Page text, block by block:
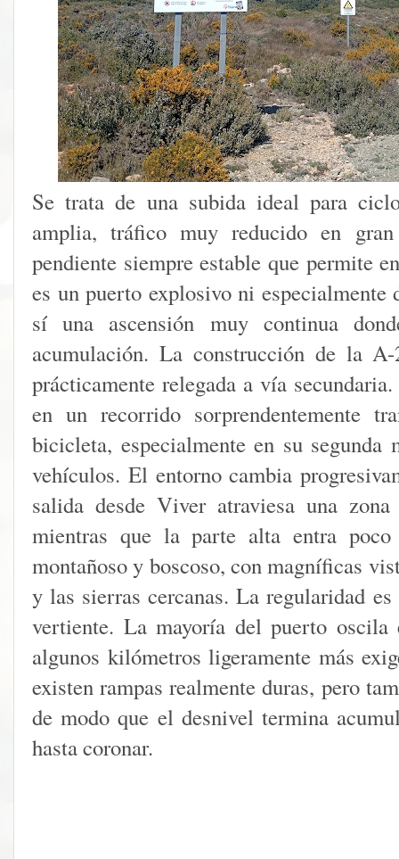
Se trata de una subida ideal para
amplia, tráfico muy reducido en
pendiente siempre estable que permite
es un puerto explosivo ni especialmente
sí una ascensión muy continua
acumulación. La construcción de la
prácticamente relegada a vía
en un recorrido sorprendentemente
bicicleta, especialmente en su segunda
vehículos. El entorno cambia
salida desde Viver atraviesa una
mientras que la parte alta entra
montañoso y boscoso, con magníficas
y las sierras cercanas. La regularidad
vertiente. La mayoría del puerto
algunos kilómetros ligeramente más
existen rampas realmente duras, pero
de modo que el desnivel termina
hasta coronar.